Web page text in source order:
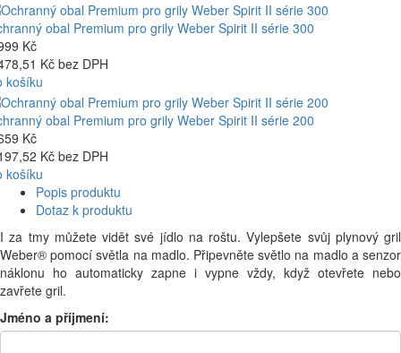
obal Premium pro grily Weber Spirit II série 300
Kč
Kč bez DPH
košíku
obal Premium pro grily Weber Spirit II série 200
Kč
Kč bez DPH
košíku
Popis produktu
Dotaz k produktu
I za tmy můžete vidět své jídlo na roštu. Vylepšete svůj plynový gril
Weber® pomocí světla na madlo. Připevněte světlo na madlo a senzor
náklonu ho automaticky zapne i vypne vždy, když otevřete nebo
zavřete gril.
Jméno a příjmení: